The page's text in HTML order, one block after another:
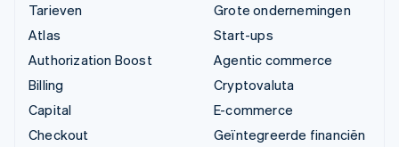
Tarieven
Atlas
Authorization Boost
Billing
Capital
Checkout
Grote ondernemingen
Start-ups
Agentic commerce
Cryptovaluta
E-commerce
Geïntegreerde financiën